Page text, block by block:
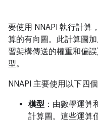
要使用 NNAPI 執行計算
算的有向圖。此計算圖
習架構傳送的權重和偏
型。
NNAPI 主要使用以下四
模型 ：由數學運
計算圖。這些運算